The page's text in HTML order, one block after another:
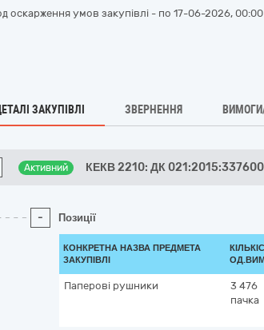
оскарження умов закупівлі - по 17-06-2026, 00:00
ЗАКУПІВЛІ ЗВЕРНЕННЯ
Активний КЕКВ 2210: ДК
- Позиції
КОНКРЕТНА НАЗВА ПРЕДМЕТА
ЗАКУПІВЛІ
Паперові рушники
3 476
пачка